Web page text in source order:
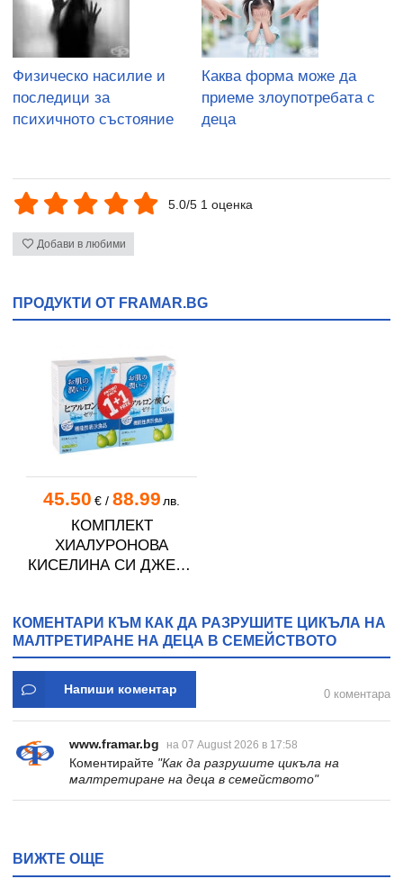
Физическо насилие и
последици за
психичното състояние
Каква форма може да
приеме злоупотребата с
деца
5.0/5 1 оценка
Добави в любими
ПРОДУКТИ ОТ FRAMAR.BG
45.50 €/ 88.99 лв.
КОМПЛЕКТ
ХИАЛУРОНОВА
КИСЕЛИНА СИ ДЖЕЛИ
КОМЕНТАРИ КЪМ КАК ДА РАЗРУШИТЕ ЦИКЪЛА НА
МАЛТРЕТИРАНЕ НА ДЕЦА В СЕМЕЙСТВОТО
Напиши коментар 0 коментара
www.framar.bg на 07 August 2026 в 17:58
Коментирайте "Как да разрушите цикъла на
малтретиране на деца в семейството"
ВИЖТЕ ОЩЕ